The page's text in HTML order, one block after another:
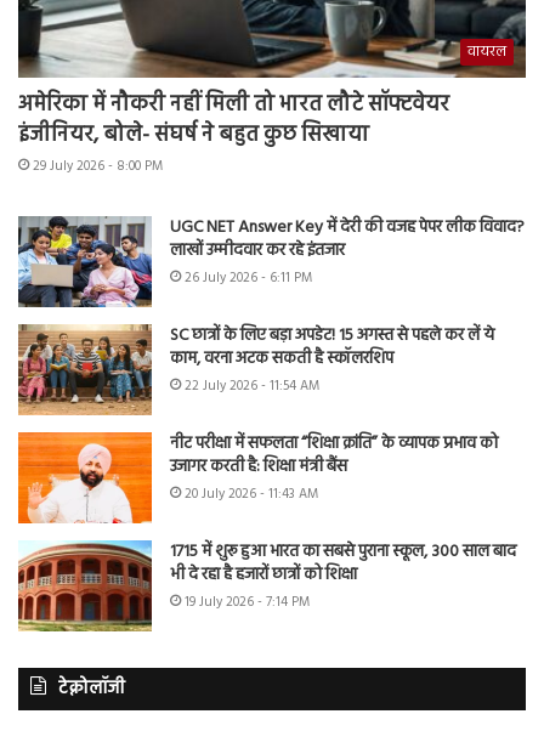
वायरल
अमेरिका में नौकरी नहीं मिली तो भारत लौटे सॉफ्टवेयर
इंजीनियर, बोले- संघर्ष ने बहुत कुछ सिखाया
29 July 2026 - 8:00 PM
UGC NET Answer Key में देरी की वजह पेपर लीक विवाद?
लाखों उम्मीदवार कर रहे इंतजार
26 July 2026 - 6:11 PM
SC छात्रों के लिए बड़ा अपडेट! 15 अगस्त से पहले कर लें ये
काम, वरना अटक सकती है स्कॉलरशिप
22 July 2026 - 11:54 AM
नीट परीक्षा में सफलता “शिक्षा क्रांति” के व्यापक प्रभाव को
उजागर करती है: शिक्षा मंत्री बैंस
20 July 2026 - 11:43 AM
1715 में शुरू हुआ भारत का सबसे पुराना स्कूल, 300 साल बाद
भी दे रहा है हजारों छात्रों को शिक्षा
19 July 2026 - 7:14 PM
टेक्नोलॉजी